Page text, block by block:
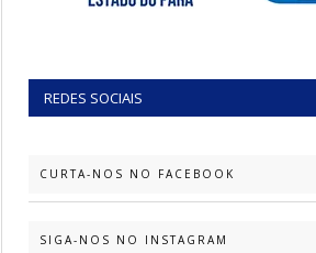
REDES SOCIAIS
CURTA-NOS NO FACEBOOK
SIGA-NOS NO INSTAGRAM